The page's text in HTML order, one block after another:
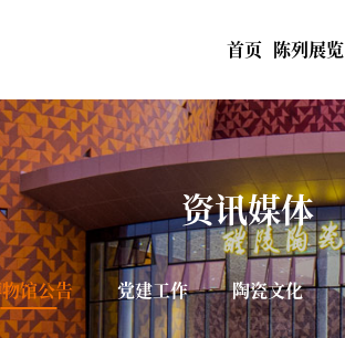
首页 陈列展览
资讯媒体
馆公告 党建工作 陶瓷文化